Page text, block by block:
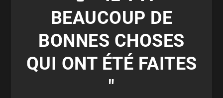
BEAUCOUP DE
BONNES CHOSES
QUI ONT ÉTÉ FAITES
"